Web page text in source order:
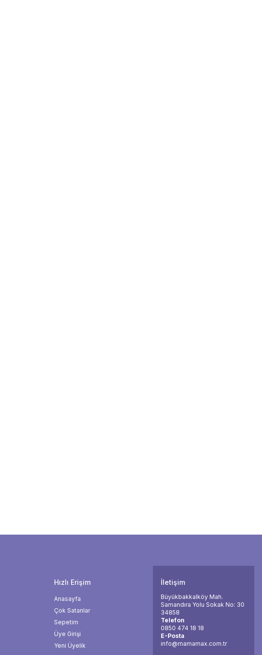
Hızlı Erişim
Anasayfa
Çok Satanlar
Sepetim
Üye Girişi
Yeni Üyelik
İletişim
Büyükbakkalköy Mah.
Samandıra Yolu Sokak No: 30
34858
Telefon
0850 474 18 18
E-Posta
info@mamamax.com.tr